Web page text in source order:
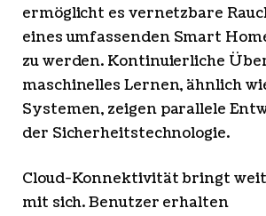
ermöglicht es vernetzbare
eines umfassenden Smart
zu werden. Kontinuierliche
maschinelles Lernen, ähnlich
Systemen, zeigen parallele
der Sicherheitstechnologie.
Cloud-Konnektivität bringt
mit sich. Benutzer erhalten